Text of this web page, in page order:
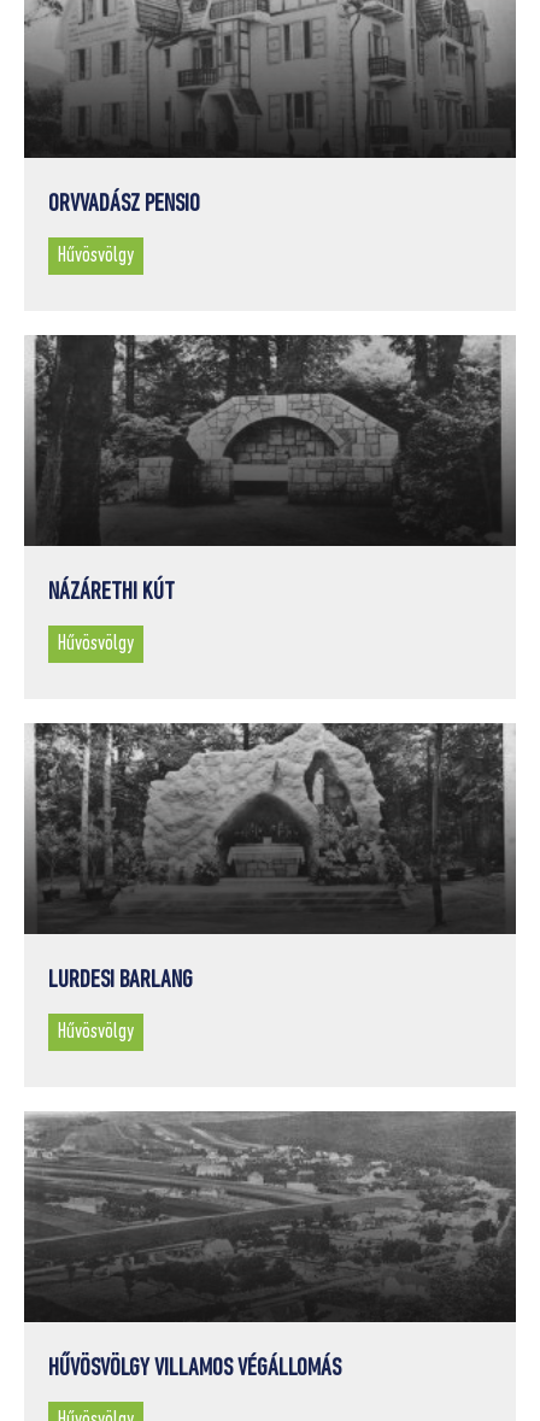
ORVVADÁSZ PENSIO
Hűvösvölgy
NÁZÁRETHI KÚT
Hűvösvölgy
LURDESI BARLANG
Hűvösvölgy
HŰVÖSVÖLGY VILLAMOS VÉGÁLLOMÁS